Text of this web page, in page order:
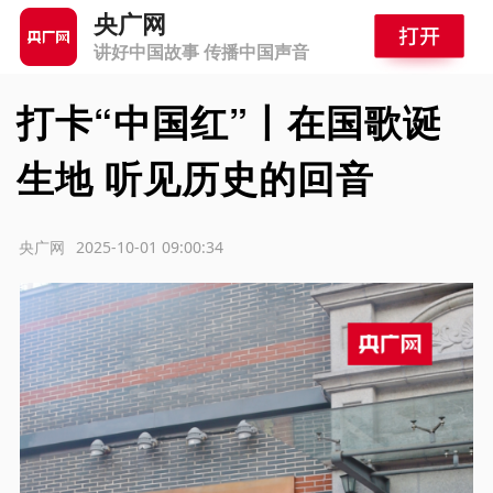
央广网
讲好中国故事 传播中国声音
打卡“中国红”丨在国歌诞
生地 听见历史的回音
2025-10-01 09:00:34
央广网